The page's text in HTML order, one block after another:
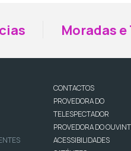
Moradas
CONTACTOS
PROVEDORA DO
TELESPECTADOR
PROVEDORA DO
ACESSIBILIDADES